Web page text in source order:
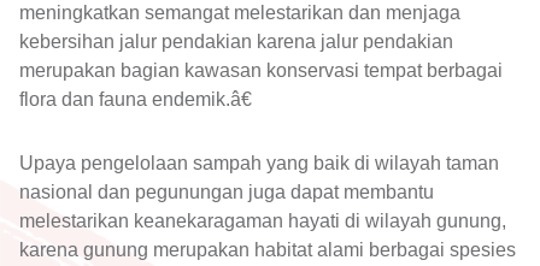
meningkatkan semangat melestarikan dan menjaga
kebersihan jalur pendakian karena jalur pendakian
merupakan bagian kawasan konservasi tempat berbagai
flora dan fauna endemik.â€
Upaya pengelolaan sampah yang baik di wilayah taman
nasional dan pegunungan juga dapat membantu
melestarikan keanekaragaman hayati di wilayah gunung,
karena gunung merupakan habitat alami berbagai spesies